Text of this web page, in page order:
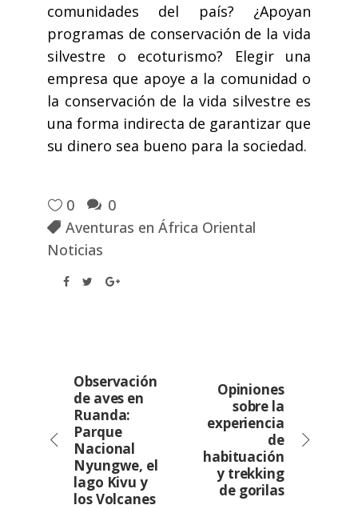
comunidades del país? ¿Apoyan
programas de conservación de la vida
silvestre o ecoturismo? Elegir una
empresa que apoye a la comunidad o
la conservación de la vida silvestre es
una forma indirecta de garantizar que
su dinero sea bueno para la sociedad.
0
0
Aventuras en África Oriental
Noticias
Observación
de aves en
Ruanda:
Parque
Nacional
Nyungwe, el
lago Kivu y
los Volcanes
Opiniones
sobre la
experiencia
de
habituación
y trekking
de gorilas